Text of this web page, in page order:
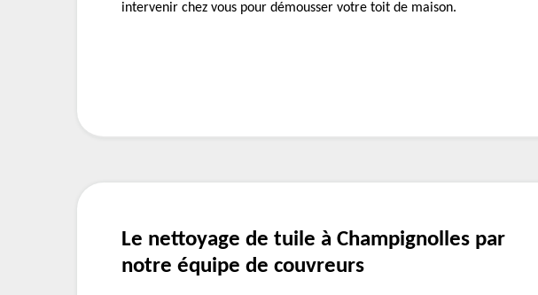
intervenir chez vous pour démousser votre toit de maison.
Le nettoyage de tuile à Champignolles par
notre équipe de couvreurs